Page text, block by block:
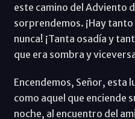
este camino del Adviento
sorprendemos. ¡Hay
nunca! ¡Tanta osadía y
que era sombra y
Encendemos, Señor, esta
como aquel que enciende
noche, al encuentro del